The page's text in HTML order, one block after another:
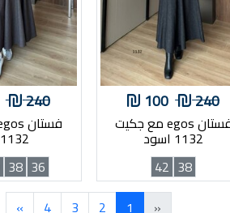
240
100
فستان egos مع جكيت
1132 اسود
38
42
240
1132 بني
36
38
«
1
2
3
4
»